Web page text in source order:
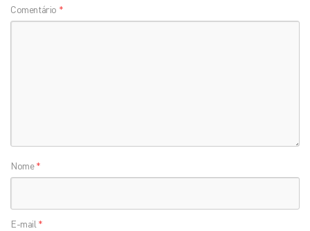
Comentário *
Nome*
E-mail *